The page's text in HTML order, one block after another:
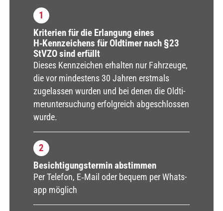
1
Kri­te­ri­en für die Erlan­gung eines
H‑Kennzeichens für Old­ti­mer nach §23
StV­ZO sind erfüllt
Die­ses Kenn­zei­chen erhal­ten nur Fahr­zeu­ge,
die vor min­des­tens 30 Jah­ren erst­mals
zuge­las­sen wur­den und bei denen die Old­ti­
mer­un­ter­su­chung erfolg­reich abge­schlos­sen
wur­de.
2
Besich­ti­gungs­ter­min abstim­men
Per Tele­fon, E‑Mail oder bequem per Whats­
app mög­lich